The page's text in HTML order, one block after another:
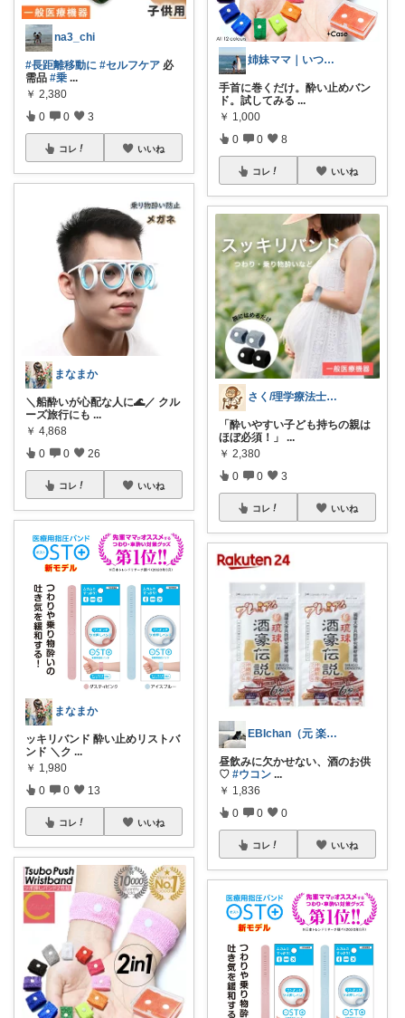
na3_chi
#長距離移動に #セルフケア 必
需品 #乗 ...
￥ 2,380
0 0 3
コレ いいね
まなまか
＼船酔いが心配な人に🌊／ クル
ーズ旅行にも ...
￥ 4,868
0 0 26
コレ いいね
まなまか
ッキリバンド 酔い止めリストバ
ンド ＼ク ...
￥ 1,980
0 0 13
コレ いいね
姉妹ママ｜いつもありがとうございます♡
手首に巻くだけ。酔い止めバン
ド。試してみる ...
￥ 1,000
0 0 8
コレ いいね
さく/理学療法士2児のパパ
「酔いやすい子ども持ちの親は
ほぼ必須！」 ...
￥ 2,380
0 0 3
コレ いいね
EBIchan（元 楽天社員♡）
昼飲みに欠かせない、酒のお供
♡ #ウコン ...
￥ 1,836
0 0 0
コレ いいね